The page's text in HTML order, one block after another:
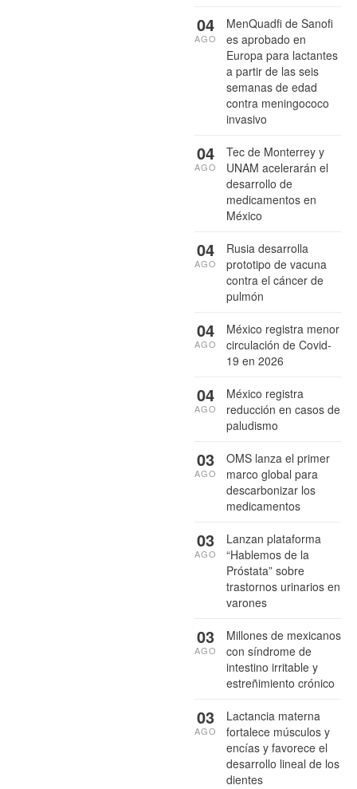
MenQuadfi de Sanofi
es aprobado en
Europa para lactantes
a partir de las seis
semanas de edad
contra meningococo
invasivo
04
AGO
Tec de Monterrey y
UNAM acelerarán el
desarrollo de
medicamentos en
México
04
AGO
Rusia desarrolla
prototipo de vacuna
contra el cáncer de
pulmón
04
AGO
México registra menor
circulación de Covid-
19 en 2026
04
AGO
México registra
reducción en casos de
paludismo
04
AGO
OMS lanza el primer
marco global para
descarbonizar los
medicamentos
03
AGO
Lanzan plataforma
“Hablemos de la
Próstata” sobre
trastornos urinarios en
varones
03
AGO
Millones de mexicanos
con síndrome de
intestino irritable y
estreñimiento crónico
03
AGO
Lactancia materna
fortalece músculos y
encías y favorece el
desarrollo lineal de los
dientes
03
AGO